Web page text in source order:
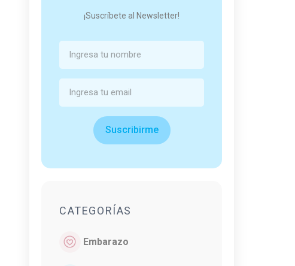
¡Suscríbete al Newsletter!
Suscribirme
CATEGORÍAS
Embarazo